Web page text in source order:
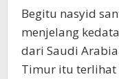
Begitu nasyid
menjelang
dari Saudi
Timur itu terlihat